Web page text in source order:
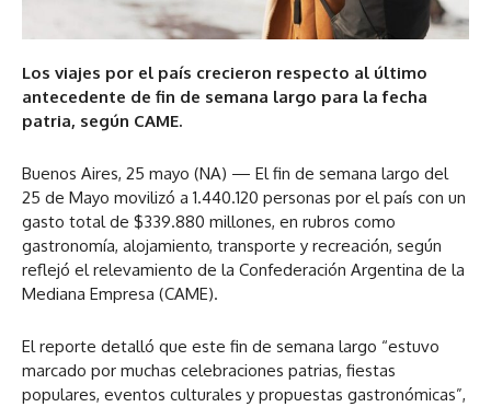
Los viajes por el país crecieron respecto al último
antecedente de fin de semana largo para la fecha
patria, según CAME.
Buenos Aires, 25 mayo (NA) — El fin de semana largo del
25 de Mayo movilizó a 1.440.120 personas por el país con un
gasto total de $339.880 millones, en rubros como
gastronomía, alojamiento, transporte y recreación, según
reflejó el relevamiento de la Confederación Argentina de la
Mediana Empresa (CAME).
El reporte detalló que este fin de semana largo “estuvo
marcado por muchas celebraciones patrias, fiestas
populares, eventos culturales y propuestas gastronómicas”,